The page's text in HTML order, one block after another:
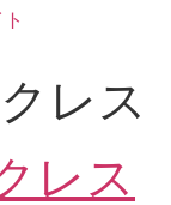
レス
レス